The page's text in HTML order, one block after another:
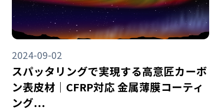
2024-09-02
スパッタリングで実現する高意匠カーボ
ン表皮材｜CFRP対応 金属薄膜コーティ
ング...